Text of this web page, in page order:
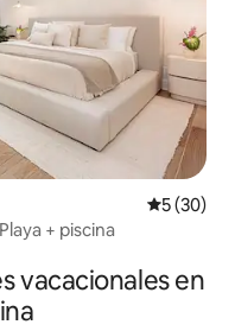
5 (30)
+ piscina
vacacionales en